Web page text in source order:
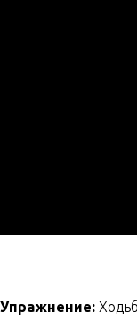
Упражнение: